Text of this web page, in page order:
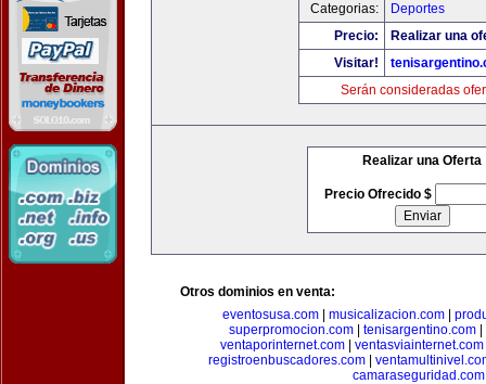
Categorias:
Deportes
Precio:
Realizar una
Visitar!
Serán consideradas
Realizar una Oferta
Precio Ofrecido $
Otros dominios en venta:
eventosusa.com| musicalizacion.com|
superpromocion.com
tenisargentino.com
ventaporinternet.com
ventasviainternet.com
registroenbuscadores.com
camaraseguridad.com